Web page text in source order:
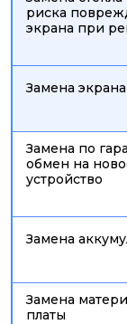
риска
экрана при
Замена экрана
Замена по
обмен на
устройство
Замена
Замена
платы